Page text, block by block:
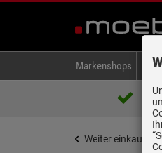
Markenshops
auf
Weiter einkaufen